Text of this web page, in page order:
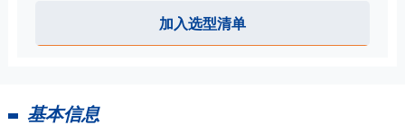
尺寸：340*213*149mm
材质：ABS
加入选型清单
基本信息